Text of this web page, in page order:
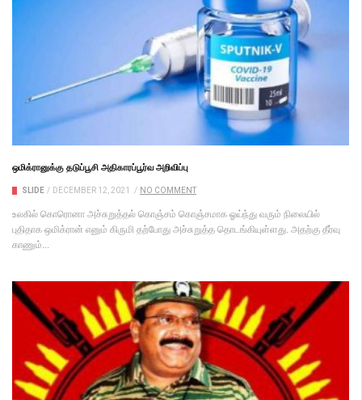
ஒமிக்ரானுக்கு தடுப்பூசி அதிகாரப்பூர்வ அறிவிப்பு
SLIDE / DECEMBER 12, 2021 / NO COMMENT
உலகில் கொரொனா அச்சுறுத்தல் கொஞ்சம் கொஞ்சமாக ஓய்ந்து வரும் நிலையில்
புதிதாக ஒமிக்ரான் எனும் கிருமி தற்போது அச்சுறுத்த தொடங்கியுள்ளது. அதற்கு தீர்வு
காணும்...